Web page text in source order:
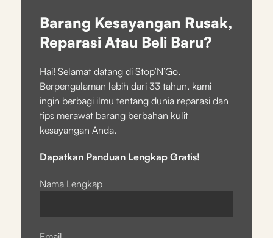
Barang Kesayangan Rusak,
Reparasi Atau Beli Baru?
Hai! Selamat datang di Stop’N’Go.
Berpengalaman lebih dari 33 tahun, kami
ingin berbagi ilmu tentang dunia reparasi dan
tips merawat barang berbahan kulit
kesayangan Anda.
Dapatkan Panduan Lengkap Gratis!
Nama Lengkap